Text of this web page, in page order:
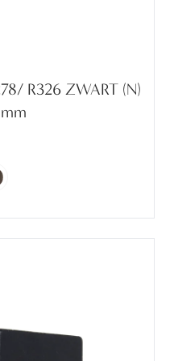
R326 ZWART (N)